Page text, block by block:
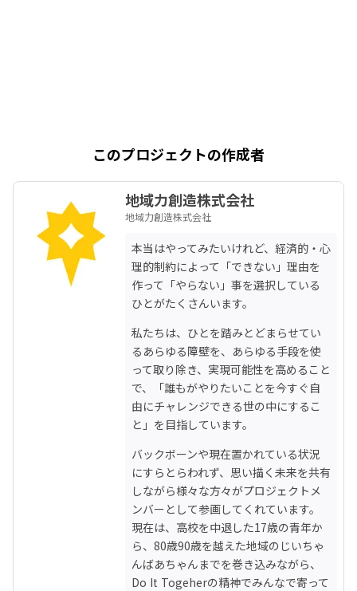
このプロジェクトの作成者
地域力創造株式会社
地域力創造株式会社
本当はやってみたいけれど、経済的・心
理的制約によって「できない」理由を
作って「やらない」事を選択している
ひとがたくさんいます。
私たちは、ひとを踏みとどまらせてい
るあらゆる障壁を、あらゆる手段を使
って取り除き、実現可能性を高めること
で、「誰もがやりたいことを今すぐ自
由にチャレンジできる世の中にするこ
と」を目指しています。
バックボーンや現在置かれている状況
にすらとらわれず、思い描く未来を共有
しながら様々な方々がプロジェクトメ
ンバーとして参画してくれています。
現在は、高校を中退した17歳の青年か
ら、80歳90歳を越えた地域のじいちゃ
んばあちゃんまでを巻き込みながら、
Do It Togeherの精神でみんなで寄って